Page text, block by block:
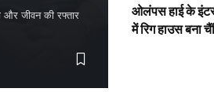
और जीवन की रफ्तार
ओलंपस हाई के
में रिग हाउस बना